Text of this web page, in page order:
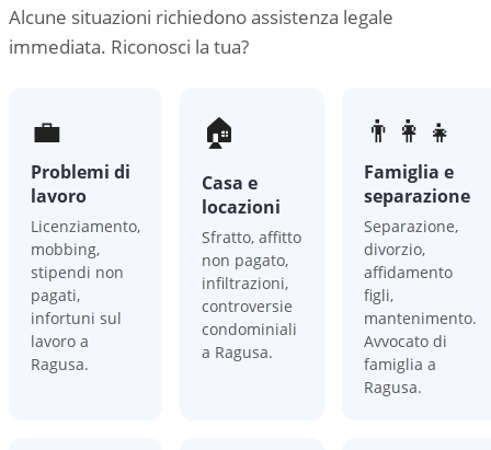
Alcune situazioni richiedono assistenza legale
immediata. Riconosci la tua?
💼
Problemi di
lavoro
Licenziamento,
mobbing,
stipendi non
pagati,
infortuni sul
lavoro a
Ragusa.
🏠
Casa e
locazioni
Sfratto, affitto
non pagato,
infiltrazioni,
controversie
condominiali
a Ragusa.
👨‍👩‍👧
Famiglia e
separazione
Separazione,
divorzio,
affidamento
figli,
mantenimento.
Avvocato di
famiglia a
Ragusa.